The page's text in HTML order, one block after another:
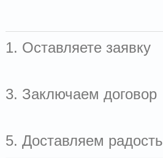
1. Оставляете заявку
3. Заключаем договор
5. Доставляем радость